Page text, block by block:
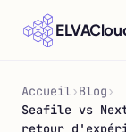
Accueil›Blog›
Seafile vs
retour